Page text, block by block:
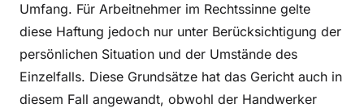
Umfang. Für Arbeitnehmer im Rechtssinne gelte
diese Haftung jedoch nur unter Berücksichtigung der
persönlichen Situation und der Umstände des
Einzelfalls. Diese Grundsätze hat das Gericht auch in
diesem Fall angewandt, obwohl der Handwerker